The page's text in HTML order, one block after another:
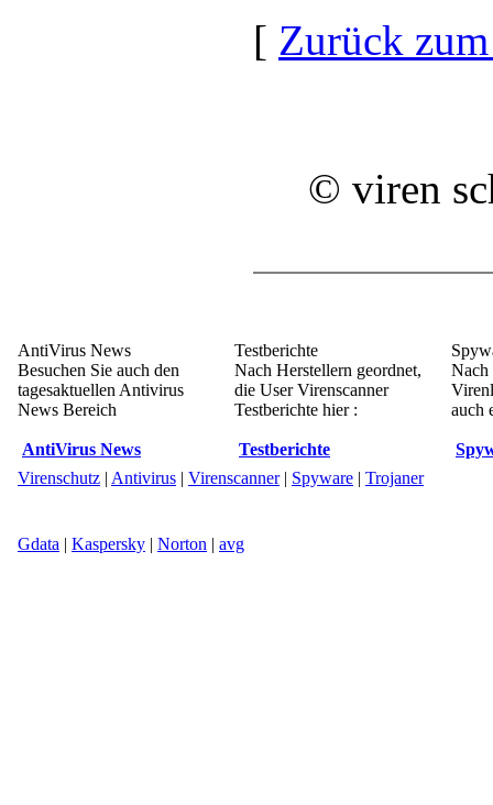
[ Zurück
© viren
AntiVirus News
Besuchen Sie auch den
tagesaktuellen Antivirus
News Bereich
AntiVirus News
Testberichte
Nach Herstellern geordnet,
die User Virenscanner
Testberichte hier :
Testberichte
Nach
auch
Virenschutz | Antivirus | Virenscanner| Spyware | Trojaner
Gdata | Kaspersky | Norton | avg